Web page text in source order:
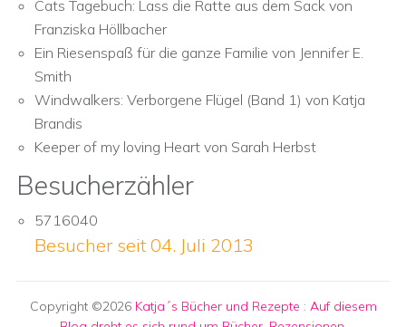
Cats Tagebuch: Lass die Ratte aus dem Sack von
Franziska Höllbacher
Ein Riesenspaß für die ganze Familie von Jennifer E.
Smith
Windwalkers: Verborgene Flügel (Band 1) von Katja
Brandis
Keeper of my loving Heart von Sarah Herbst
Besucherzähler
5716040
Besucher seit 04. Juli 2013
Copyright ©2026 Katja´s Bücher und Rezepte : Auf diesem